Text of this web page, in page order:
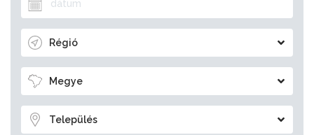
Régió
Megye
Település